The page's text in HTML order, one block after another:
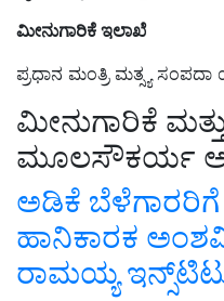
ಮೀನುಗಾರಿಕೆ ಇಲಾಖೆ
ಪ್ರಧಾನ ಮಂತ್ರಿ ಮತ್ಸ್ಯ
ಮೀನುಗಾರಿಕೆ
ಮೂಲಸೌಕರ್ಯ
ಅಡಿಕೆ ಬೆಳೆಗಾರರಿಗೆ
ಹಾನಿಕಾರಕ
ರಾಮಯ್ಯ